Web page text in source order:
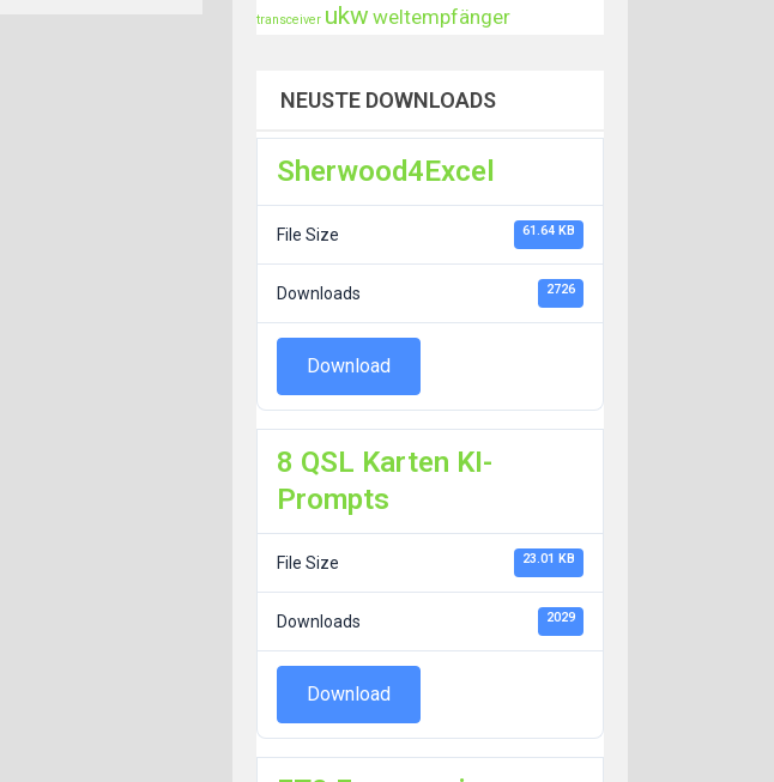
transceiver ukw weltempfänger
NEUSTE DOWNLOADS
Sherwood4Excel
File Size 61.64 KB
Downloads 2726
Download
8 QSL Karten KI-
Prompts
File Size 23.01 KB
Downloads 2029
Download